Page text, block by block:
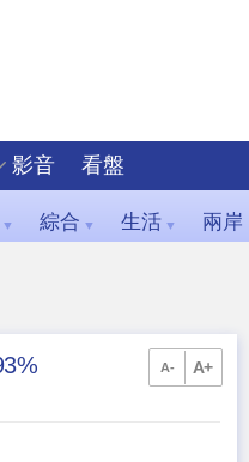
影音 看盤
▼ 綜合 ▼ 生活 ▼ 兩岸
A- A+